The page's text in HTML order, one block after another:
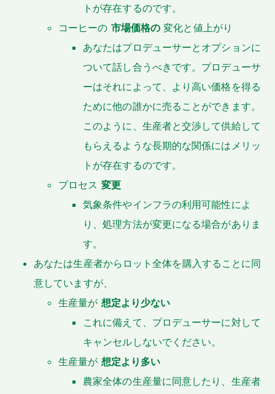
トが存在するのです。
コーヒーの 市場価格の 変化と値上がり
あなたはプロデューサーとオプションに
ついて話し合うべきです。プロデューサ
ーはそれによって、より高い価格を得る
ために他の誰かに売ることができます。
このように、生産者と交渉して供給して
もらえるような長期的な関係にはメリッ
トが存在するのです。
プロセス 変更
気象条件やインフラの利用可能性によ
り、処理方法が変更になる場合がありま
す。
あなたは生産者からロット全体を購入することに同
意していますが、
生産量が 想定より少ない
これに備えて、プロデューサーに対して
キャンセルしないでください。
生産量が 想定より多い
農家全体の生産量に同意したり、生産者